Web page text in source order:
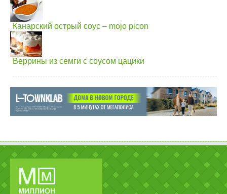
Канарский острый соус – mojo picon
Веррины из семги с соусом цацики